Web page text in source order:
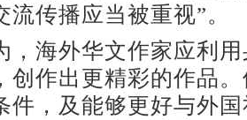
流传播应当被重视”。
海外华文作家应利用
创作出更精彩的作品
件，及能够更好与外